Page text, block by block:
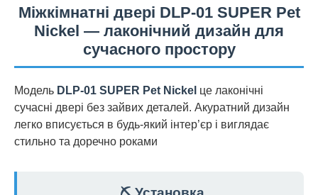
Міжкімнатні двері DLP-01 SUPER Pet
Nickel — лаконічний дизайн для
сучасного простору
Модель DLP-01 SUPER Pet Nickel це лаконічні
сучасні двері без зайвих деталей. Акуратний дизайн
легко вписується в будь-який інтер’єр і виглядає
стильно та доречно роками